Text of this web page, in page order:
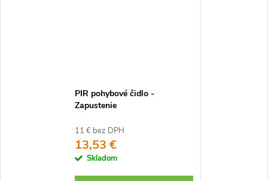
PIR pohybové čidlo -
Zapustenie
11 € bez DPH
13,53 €
Skladom